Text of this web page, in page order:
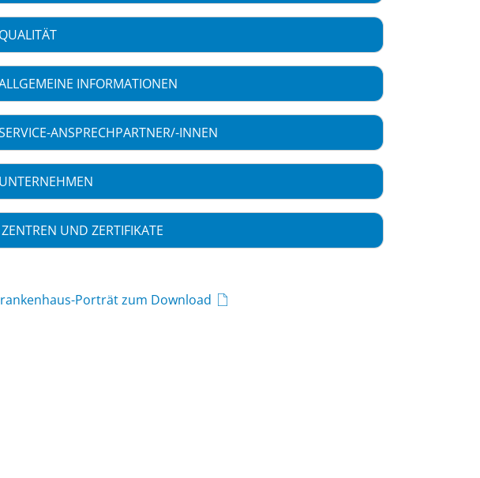
QUALITÄT
INFORMATIONEN
ANSPRECHPARTNER/-INNEN
UNTERNEHMEN
ZENTREN UND ZERTIFIKATE
Porträt zum Download